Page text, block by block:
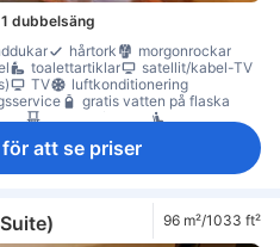
1 dubbelsäng
hårtork
morgonrockar
toalettartiklar
satellit/kabel-TV
TV
luftkonditionering
gratis vatten på flaska
balkong/terrass
sittmöbler
- rökfria rum tillgängliga
att se priser
96 m²/1033 ft²